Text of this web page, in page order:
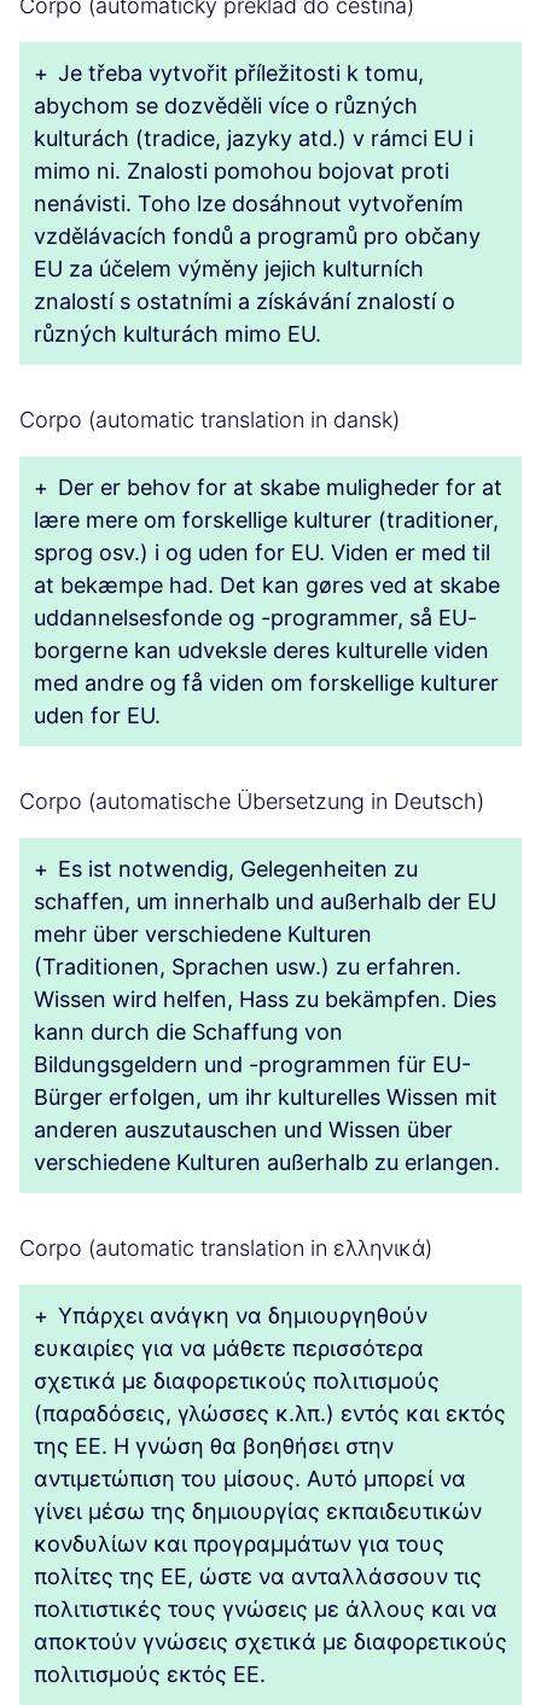
+ Je třeba vytvořit příležitosti k tomu,
abychom se dozvěděli více o různých
kulturách (tradice, jazyky atd.) v rámci EU i
mimo ni. Znalosti pomohou bojovat proti
nenávisti. Toho lze dosáhnout vytvořením
vzdělávacích fondů a programů pro občany
EU za účelem výměny jejich kulturních
znalostí s ostatními a získávání znalostí o
různých kulturách mimo EU.
Corpo (automatic translation in dansk)
+ Der er behov for at skabe muligheder for at
lære mere om forskellige kulturer (traditioner,
sprog osv.) i og uden for EU. Viden er med til
at bekæmpe had. Det kan gøres ved at skabe
uddannelsesfonde og -programmer, så EU-
borgerne kan udveksle deres kulturelle viden
med andre og få viden om forskellige kulturer
uden for EU.
Corpo (automatische Übersetzung in Deutsch)
+ Es ist notwendig, Gelegenheiten zu
schaffen, um innerhalb und außerhalb der EU
mehr über verschiedene Kulturen
(Traditionen, Sprachen usw.) zu erfahren.
Wissen wird helfen, Hass zu bekämpfen. Dies
kann durch die Schaffung von
Bildungsgeldern und -programmen für EU-
Bürger erfolgen, um ihr kulturelles Wissen mit
anderen auszutauschen und Wissen über
verschiedene Kulturen außerhalb zu erlangen.
Corpo (automatic translation in ελληνικά)
+ Υπάρχει ανάγκη να δημιουργηθούν
ευκαιρίες για να μάθετε περισσότερα
σχετικά με διαφορετικούς πολιτισμούς
(παραδόσεις, γλώσσες κ.λπ.) εντός και εκτός
της ΕΕ. Η γνώση θα βοηθήσει στην
αντιμετώπιση του μίσους. Αυτό μπορεί να
γίνει μέσω της δημιουργίας εκπαιδευτικών
κονδυλίων και προγραμμάτων για τους
πολίτες της ΕΕ, ώστε να ανταλλάσσουν τις
πολιτιστικές τους γνώσεις με άλλους και να
αποκτούν γνώσεις σχετικά με διαφορετικούς
πολιτισμούς εκτός ΕΕ.